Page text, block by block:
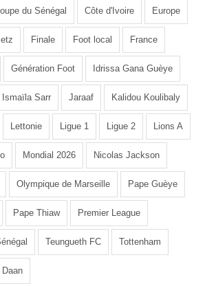
du Sénégal Côte d'Ivoire Europe
Finale Foot local France
Génération Foot Idrissa Gana Guèye
Ismaïla Sarr Jaraaf Kalidou Koulibaly
Lettonie Ligue 1 Ligue 2 Lions A
Mondial 2026 Nicolas Jackson
Olympique de Marseille Pape Guèye
Pape Thiaw Premier League
Teungueth FC Tottenham